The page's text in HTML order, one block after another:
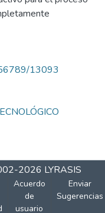
13093
2026 LYRASIS
Acuerdo
de
usuario
Enviar
Sugerencias